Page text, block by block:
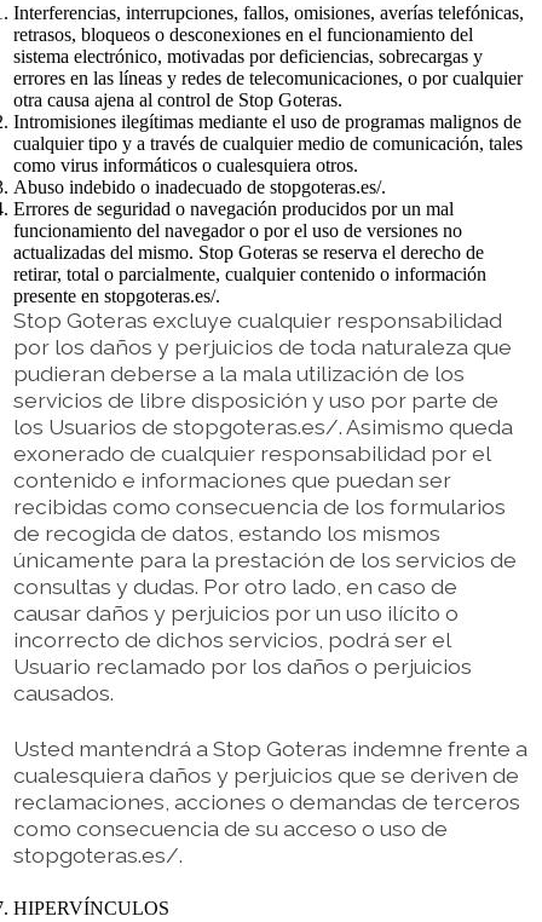
Interferencias, interrupciones, fallos, omisiones, averías telefónicas,
retrasos, bloqueos o desconexiones en el funcionamiento del
sistema electrónico, motivadas por deficiencias, sobrecargas y
errores en las líneas y redes de telecomunicaciones, o por cualquier
otra causa ajena al control de Stop Goteras.
Intromisiones ilegítimas mediante el uso de programas malignos de
cualquier tipo y a través de cualquier medio de comunicación, tales
como virus informáticos o cualesquiera otros.
Abuso indebido o inadecuado de stopgoteras.es/.
Errores de seguridad o navegación producidos por un mal
funcionamiento del navegador o por el uso de versiones no
actualizadas del mismo. Stop Goteras se reserva el derecho de
retirar, total o parcialmente, cualquier contenido o información
presente en stopgoteras.es/.
Stop Goteras excluye cualquier responsabilidad
por los daños y perjuicios de toda naturaleza que
pudieran deberse a la mala utilización de los
servicios de libre disposición y uso por parte de
los Usuarios de stopgoteras.es/. Asimismo queda
exonerado de cualquier responsabilidad por el
contenido e informaciones que puedan ser
recibidas como consecuencia de los formularios
de recogida de datos, estando los mismos
únicamente para la prestación de los servicios de
consultas y dudas. Por otro lado, en caso de
causar daños y perjuicios por un uso ilícito o
incorrecto de dichos servicios, podrá ser el
Usuario reclamado por los daños o perjuicios
causados.
Usted mantendrá a Stop Goteras indemne frente a
cualesquiera daños y perjuicios que se deriven de
reclamaciones, acciones o demandas de terceros
como consecuencia de su acceso o uso de
stopgoteras.es/.
HIPERVÍNCULOS